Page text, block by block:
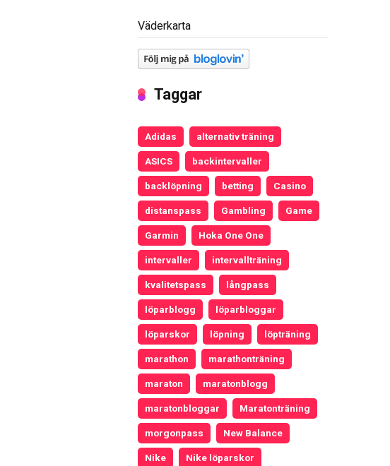
Väderkarta
Taggar
Adidas alternativ träning
ASICS backintervaller
backlöpning betting Casino
distanspass Gambling Game
Garmin Hoka One One
intervaller intervallträning
kvalitetspass långpass
löparblogg löparbloggar
löparskor löpning löpträning
marathon marathonträning
maraton maratonblogg
maratonbloggar Maratonträning
morgonpass New Balance
Nike Nike löparskor